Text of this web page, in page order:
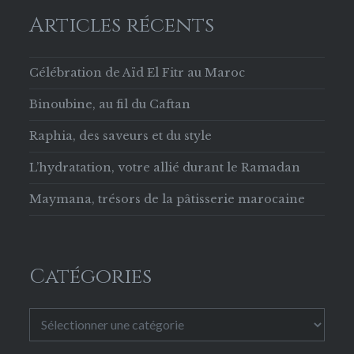
Articles récents
Célébration de Aïd El Fitr au Maroc
Binoubine, au fil du Caftan
Raphia, des saveurs et du style
L’hydratation, votre allié durant le Ramadan
Maymana, trésors de la pâtisserie marocaine
Catégories